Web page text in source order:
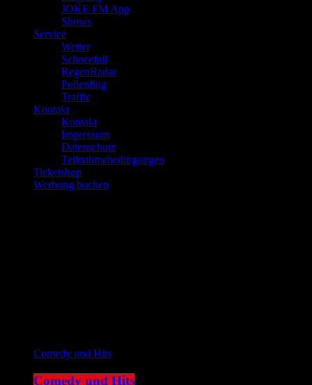
JOKE FM App
Shows
Service
Wetter
Schneefall
RegenRadar
Pollenflug
Traffic
Kontakt
Kontakt
Impressum
Datenschutz
Teilnahmebedingungen
Ticketshop
Werbung buchen
Comedy und Hits
Comedy und Hits